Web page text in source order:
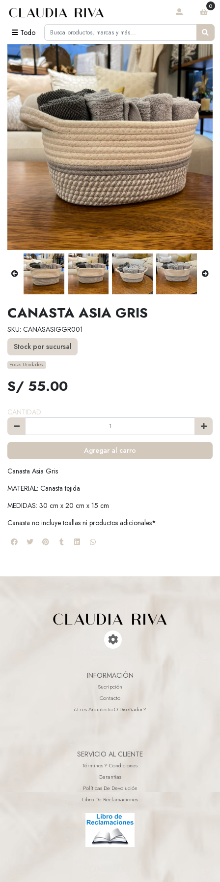
Todo
0
CANASTA ASIA GRIS
SKU: CANASASIGGR001
Stock por sucursal
Pocas Unidades.
S/ 55.00
CANTIDAD
Agregar al carro
Canasta Asia Gris
MATERIAL: Canasta tejida
MEDIDAS: 30 cm x 20 cm x 15 cm
Canasta no incluye toallas ni productos adicionales*
INFORMACIÓN
Sucripción
Contacto
¿eres Arquitecto O Diseñador?
SERVICIO AL CLIENTE
Términos Y Condiciones
Garantias
Políticas De Devolución
Libro De Reclamaciones